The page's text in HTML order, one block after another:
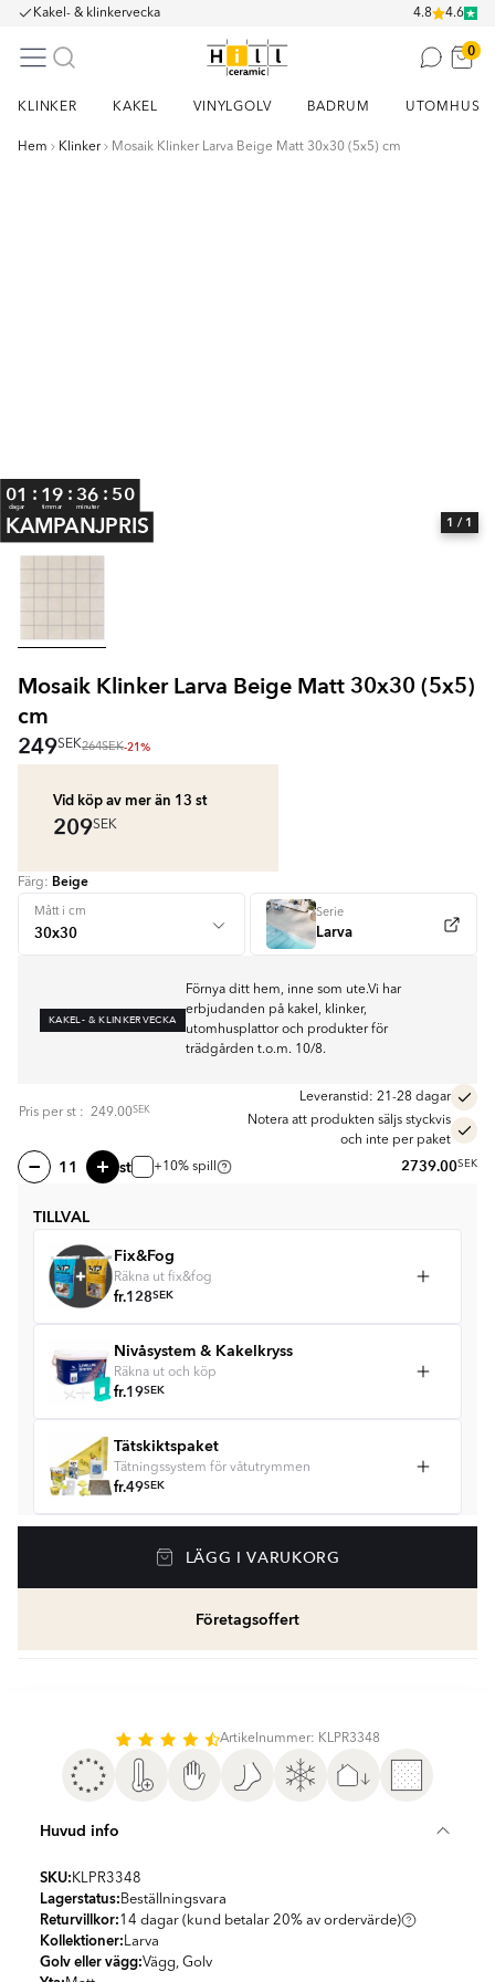
Kakel- & klinkervecka 4.8 4.6
0
KLINKER KAKEL VINYLGOLV BADRUM UTOMHUS
Hem Klinker Mosaik Klinker Larva Beige Matt 30x30 (5x5) cm
01
dagar
: 19
timmar
:36
minuter
: 49
KAMPANJPRIS 1 / 1
Mosaik Klinker Larva Beige Matt 30x30 (5x5)
cm
249SEK264SEK-21%
Vid köp av mer än 13 st
209SEK
Färg: Beige
Mått i cm Serie
Larva
KAKEL- & KLINKERVECKA
Förnya ditt hem, inne som ute.Vi har
erbjudanden på kakel, klinker,
utomhusplattor och produkter för
trädgården t.o.m. 10/8.
Pris per st : 249.00SEK
Leveranstid: 21-28 dagar
Notera att produkten säljs styckvis
och inte per paket
st +10% spill 2739.00SEK
TILLVAL
Fix&Fog
Räkna ut fix&fog
fr.128SEK
Nivåsystem & Kakelkryss
Räkna ut och köp
fr.19SEK
Tätskiktspaket
Tätningssystem för våtutrymmen
fr.49SEK
Golvvärmepaket med termostat
Rengöring & Underhåll
229
Kakellist
fr. 49
LÄGG I VARUKORG
Företagsoffert
Artikelnummer: KLPR3348
Huvud info
SKU: KLPR3348
Lagerstatus: Beställningsvara
Returvillkor:14 dagar (kund betalar 20% av ordervärde)
Kollektioner: Larva
Golv eller vägg:Vägg, Golv